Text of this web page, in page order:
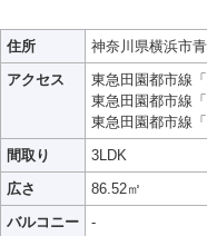
住所
神奈川県横浜市
アクセス
東急田園都市線
東急田園都市線
東急田園都市線
間取り
3LDK
広さ
86.52㎡
バルコニー
-